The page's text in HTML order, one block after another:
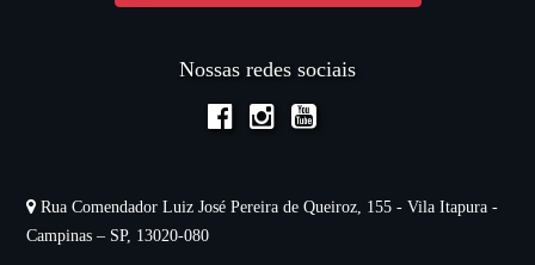
Nossas redes sociais
Rua Comendador Luiz José Pereira de Queiroz, 155 - Vila Itapura -
Campinas – SP, 13020-080